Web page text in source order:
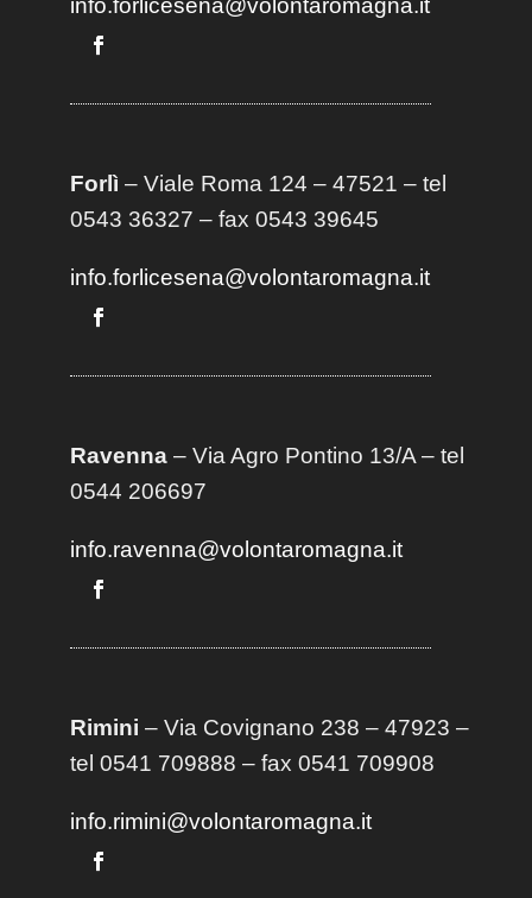
info.forlicesena@volontaromagna.it
Forlì – Viale Roma 124 – 47521 – tel
0543 36327 – fax 0543 39645
info.forlicesena@volontaromagna.it
Ravenna– Via Agro Pontino 13/A– tel
0544 206697
info.ravenna@volontaromagna.it
Rimini – Via Covignano 238 – 47923 –
tel 0541 709888 – fax 0541 709908
info.rimini@volontaromagna.it